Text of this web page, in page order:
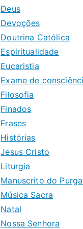
Deus
Devoções
Doutrina Católica
Espiritualidade
Eucaristia
Exame de
Filosofia
Finados
Frases
Histórias
Jesus Cristo
Liturgia
Manuscrito do
Música Sacra
Natal
Nossa Senhora